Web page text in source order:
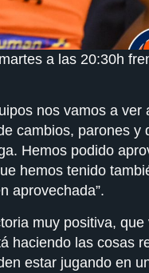
a las 20:30h
nos vamos a ver
cambios, parones y
Hemos podido
hemos tenido
aprovechada”.
muy positiva, que
haciendo las cosas
estar jugando en